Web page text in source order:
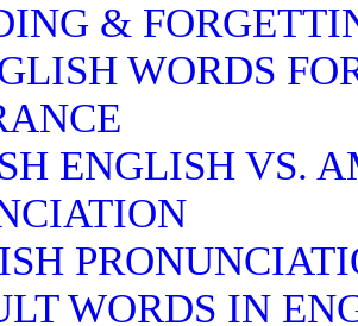
&
WORDS
ENGLISH VS.
WORDS IN